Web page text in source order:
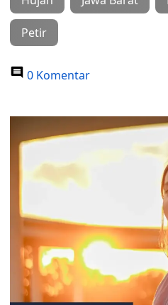
Petir
0 Komentar